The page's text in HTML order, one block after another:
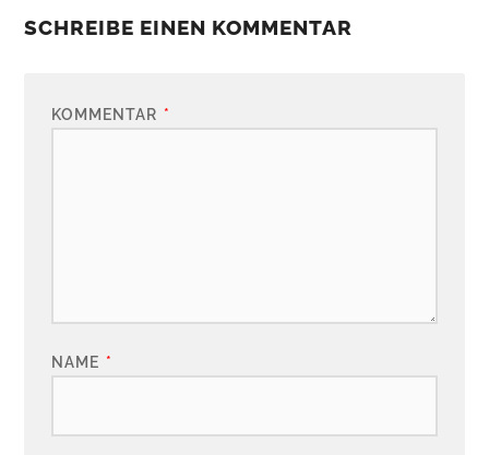
SCHREIBE EINEN KOMMENTAR
KOMMENTAR *
NAME *